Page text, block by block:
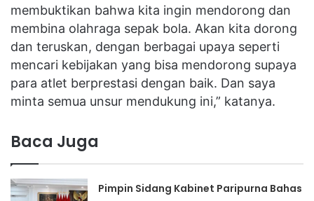
membuktikan bahwa kita ingin mendorong dan
membina olahraga sepak bola. Akan kita dorong
dan teruskan, dengan berbagai upaya seperti
mencari kebijakan yang bisa mendorong supaya
para atlet berprestasi dengan baik. Dan saya
minta semua unsur mendukung ini,” katanya.
Baca Juga
Pimpin Sidang Kabinet Paripurna Bahas